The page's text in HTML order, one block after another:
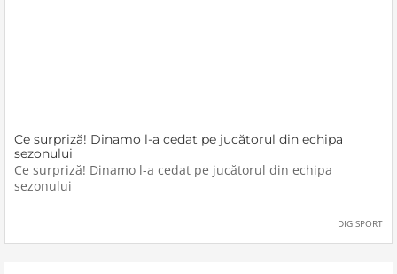
Ce surpriză! Dinamo l-a cedat pe jucătorul din echipa
sezonului
Ce surpriză! Dinamo l-a cedat pe jucătorul din echipa
sezonului
DIGISPORT